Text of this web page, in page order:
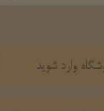
وارد شوید